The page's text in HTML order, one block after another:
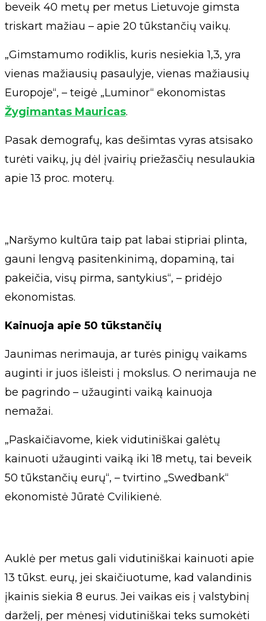
beveik 40 metų per metus Lietuvoje gimsta
triskart mažiau – apie 20 tūkstančių vaikų.
„Gimstamumo rodiklis, kuris nesiekia 1,3, yra
vienas mažiausių pasaulyje, vienas mažiausių
Europoje“, – teigė „Luminor“ ekonomistas
Žygimantas Mauricas.
Pasak demografų, kas dešimtas vyras atsisako
turėti vaikų, jų dėl įvairių priežasčių nesulaukia
apie 13 proc. moterų.
„Naršymo kultūra taip pat labai stipriai plinta,
gauni lengvą pasitenkinimą, dopaminą, tai
pakeičia, visų pirma, santykius“, – pridėjo
ekonomistas.
Kainuoja apie 50 tūkstančių
Jaunimas nerimauja, ar turės pinigų vaikams
auginti ir juos išleisti į mokslus. O nerimauja ne
be pagrindo – užauginti vaiką kainuoja
nemažai.
„Paskaičiavome, kiek vidutiniškai galėtų
kainuoti užauginti vaiką iki 18 metų, tai beveik
50 tūkstančių eurų“, – tvirtino „Swedbank“
ekonomistė Jūratė Cvilikienė.
Auklė per metus gali vidutiniškai kainuoti apie
13 tūkst. eurų, jei skaičiuotume, kad valandinis
įkainis siekia 8 eurus. Jei vaikas eis į valstybinį
darželį, per mėnesį vidutiniškai teks sumokėti